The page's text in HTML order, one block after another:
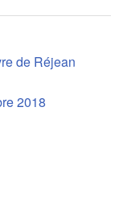
de Réjean
2018